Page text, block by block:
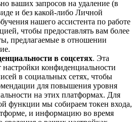
ваших запросов на удаление (в
и без какой-либо Личной
нашего ассистента по работе
чтобы предоставлять вам более
предлагаемые в отношении
в соцсетях. Эта
настройки конфиденциальности
в социальных сетях, чтобы
для повышения уровня
на этих платформах. Для
функции мы собираем токен входа,
и информацию во время